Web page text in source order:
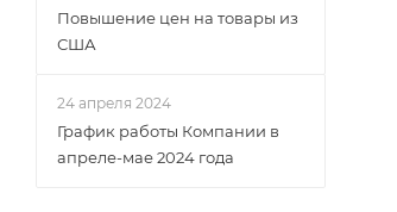
Повышение цен на товары из
США
24 апреля 2024
График работы Компании в
апреле-мае 2024 года